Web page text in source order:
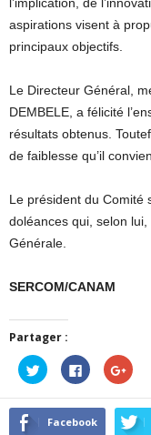
aspirations visent à
principaux objectifs.
Le Directeur Général,
DEMBELE, a félicité
résultats obtenus.
de faiblesse qu’il
Le président du Comité
doléances qui, selon
Générale.
SERCOM/CANAM
Partager :
Cliquez
pour
partager
sur
Twitter(ouvre
dans
Cliquez
pour
partager
sur
dans
pour
sur
dans
Facebook